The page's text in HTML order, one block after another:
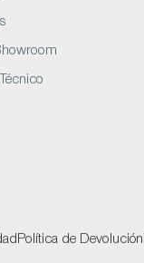
Política de Devolución